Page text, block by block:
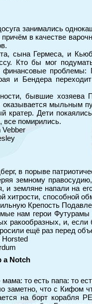
занимались
в качестве
сына Гермеса, и
Кто бы мог
проблемы:
и Бендера
бывшие хозяева
оказывается мыльным
кратер. Дети
помирились.
Vebber
в порыве
земному
и земляне напали на
хитрости, способной
Крепость
нам герои
ракообразных, и,
ещё раз перед
Horsted
a Notch
то есть папа: то
что с Кифом
на борт корабля